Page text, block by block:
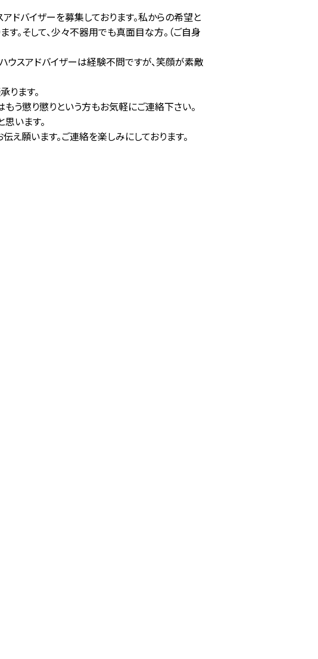
バイザーを募集しております。私からの希望と
。そして、少々不器用でも真面目な方。（ご自身
ウスアドバイザーは経験不問ですが、笑顔が素敵
ます。
う懲り懲りという方もお気軽にご連絡下さい。
います。
願います。ご連絡を楽しみにしております。